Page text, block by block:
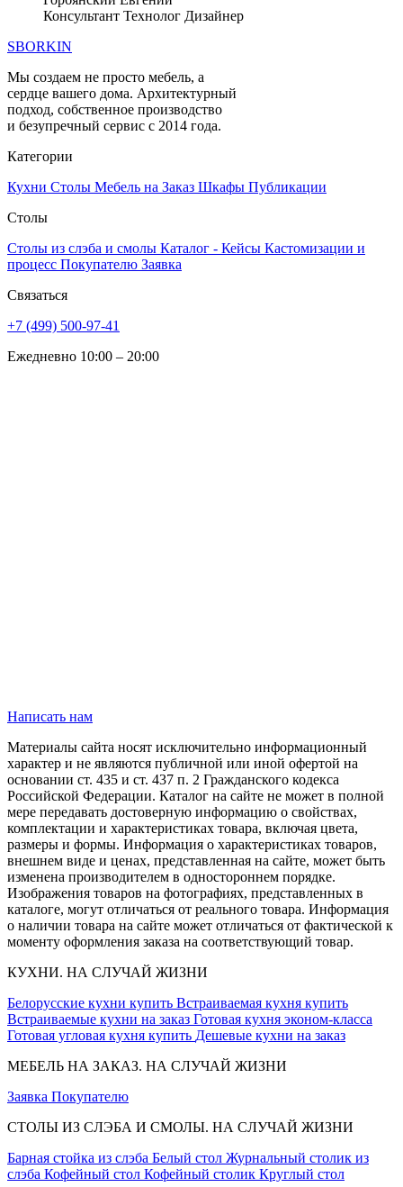
Консультант Технолог Дизайнер
SBORKIN
Мы создаем не просто мебель, а
сердце вашего дома. Архитектурный
подход, собственное производство
и безупречный сервис с 2014 года.
Категории
Кухни Столы Мебель на Заказ Шкафы Публикации
Столы
Столы из слэба и смолы Каталог - Кейсы Кастомизации и
процесс Покупателю Заявка
Связаться
+7 (499) 500-97-41
Ежедневно 10:00 – 20:00
Написать нам
Материалы сайта носят исключительно информационный
характер и не являются публичной или иной офертой на
основании ст. 435 и ст. 437 п. 2 Гражданского кодекса
Российской Федерации. Каталог на сайте не может в полной
мере передавать достоверную информацию о свойствах,
комплектации и характеристиках товара, включая цвета,
размеры и формы. Информация о характеристиках товаров,
внешнем виде и ценах, представленная на сайте, может быть
изменена производителем в одностороннем порядке.
Изображения товаров на фотографиях, представленных в
каталоге, могут отличаться от реального товара. Информация
о наличии товара на сайте может отличаться от фактической к
моменту оформления заказа на соответствующий товар.
КУХНИ. НА СЛУЧАЙ ЖИЗНИ
Белорусские кухни купить Встраиваемая кухня купить
Встраиваемые кухни на заказ Готовая кухня эконом-класса
Готовая угловая кухня купить Дешевые кухни на заказ
МЕБЕЛЬ НА ЗАКАЗ. НА СЛУЧАЙ ЖИЗНИ
Заявка Покупателю
СТОЛЫ ИЗ СЛЭБА И СМОЛЫ. НА СЛУЧАЙ ЖИЗНИ
Барная стойка из слэба Белый стол Журнальный столик из
слэба Кофейный стол Кофейный столик Круглый стол